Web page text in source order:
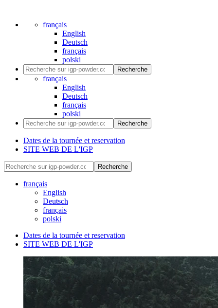
français
English
Deutsch
français
polski
Recherche
français
English
Deutsch
français
polski
Recherche
Dates de la tournée et reservation
SITE WEB DE L'IGP
Recherche
français
English
Deutsch
français
polski
Dates de la tournée et reservation
SITE WEB DE L'IGP